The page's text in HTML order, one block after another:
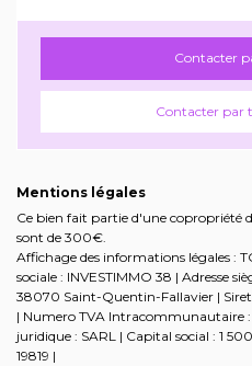
Contacter
Contacter par
Mentions légales
Ce bien fait partie d'une copropriété
sont de 300€.
Affichage des informations légales :
sociale : INVESTIMMO 38 | Adresse
38070 Saint-Quentin-Fallavier |
| Numero TVA Intracommunautaire
juridique : SARL | Capital social : 1
19819 |